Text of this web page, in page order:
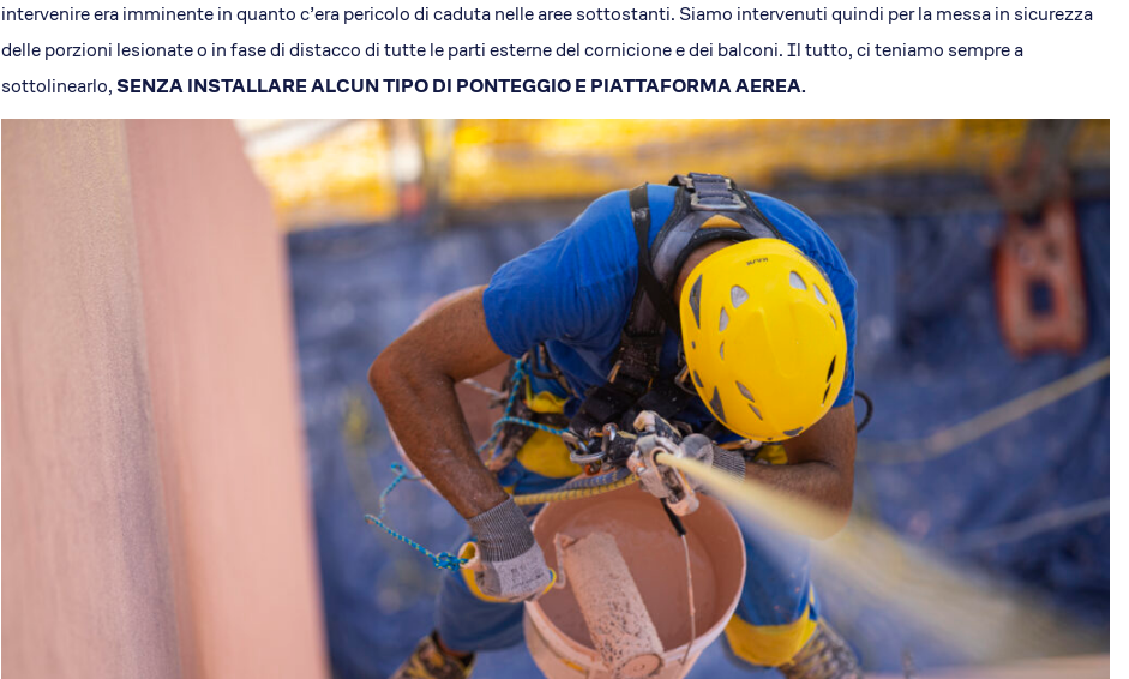
intervenire era imminente in quanto c’era pericolo di caduta nelle aree sottostanti. Siamo intervenuti quindi per la messa in sicurezza
delle porzioni lesionate o in fase di distacco di tutte le parti esterne del cornicione e dei balconi. Il tutto, ci teniamo sempre a
sottolinearlo,SENZA INSTALLARE ALCUN TIPO DI PONTEGGIO E PIATTAFORMA AEREA.